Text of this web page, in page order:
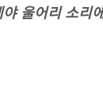
울어리 소리